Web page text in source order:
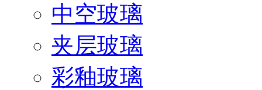
中空玻璃
夹层玻璃
彩釉玻璃